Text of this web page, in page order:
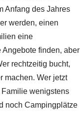
Anfang des Jahres
werden, einen
eine
finden, aber
rechtzeitig bucht,
machen. Wer jetzt
wenigstens
noch Campingplätze